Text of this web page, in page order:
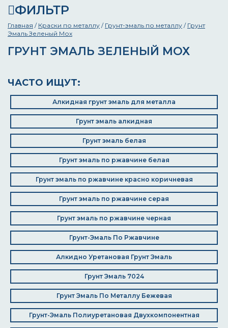
ФИЛЬТР
Главная / Краски по металлу / Грунт-эмаль по металлу / Грунт
Эмаль Зеленый Мох
ГРУНТ ЭМАЛЬ ЗЕЛЕНЫЙ МОХ
ЧАСТО ИЩУТ:
Алкидная грунт эмаль для металла
Грунт эмаль алкидная
Грунт эмаль белая
Грунт эмаль по ржавчине белая
Грунт эмаль по ржавчине красно коричневая
Грунт эмаль по ржавчине серая
Грунт эмаль по ржавчине черная
Грунт-Эмаль По Ржавчине
Алкидно Уретановая Грунт Эмаль
Грунт Эмаль 7024
Грунт Эмаль По Металлу Бежевая
Грунт-Эмаль Полиуретановая Двухкомпонентная